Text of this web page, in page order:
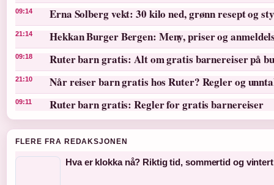
09:14 Erna Solberg vekt: 30 kilo ned, grønn resept og
21:14 Hekkan Burger Bergen: Meny, priser og
09:18 Ruter barn gratis: Alt om gratis barnereiser på
21:10 Når reiser barn gratis hos Ruter? Regler og
09:11 Ruter barn gratis: Regler for gratis barnereiser
FLERE FRA REDAKSJONEN
Hva er klokka nå? Riktig tid, sommertid og